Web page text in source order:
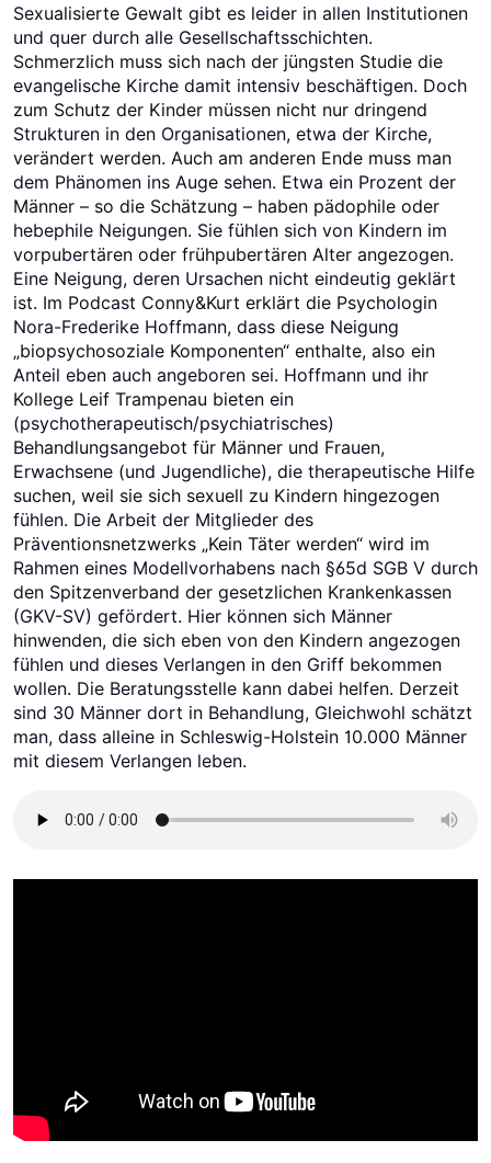
Sexualisierte Gewalt gibt es leider in allen Institutionen
und quer durch alle Gesellschaftsschichten.
Schmerzlich muss sich nach der jüngsten Studie die
evangelische Kirche damit intensiv beschäftigen. Doch
zum Schutz der Kinder müssen nicht nur dringend
Strukturen in den Organisationen, etwa der Kirche,
verändert werden. Auch am anderen Ende muss man
dem Phänomen ins Auge sehen. Etwa ein Prozent der
Männer – so die Schätzung – haben pädophile oder
hebephile Neigungen. Sie fühlen sich von Kindern im
vorpubertären oder frühpubertären Alter angezogen.
Eine Neigung, deren Ursachen nicht eindeutig geklärt
ist. Im Podcast Conny&Kurt erklärt die Psychologin
Nora-Frederike Hoffmann, dass diese Neigung
„biopsychosoziale Komponenten“ enthalte, also ein
Anteil eben auch angeboren sei. Hoffmann und ihr
Kollege Leif Trampenau bieten ein
(psychotherapeutisch/psychiatrisches)
Behandlungsangebot für Männer und Frauen,
Erwachsene (und Jugendliche), die therapeutische Hilfe
suchen, weil sie sich sexuell zu Kindern hingezogen
fühlen. Die Arbeit der Mitglieder des
Präventionsnetzwerks „Kein Täter werden“ wird im
Rahmen eines Modellvorhabens nach §65d SGB V durch
den Spitzenverband der gesetzlichen Krankenkassen
(GKV-SV) gefördert. Hier können sich Männer
hinwenden, die sich eben von den Kindern angezogen
fühlen und dieses Verlangen in den Griff bekommen
wollen. Die Beratungsstelle kann dabei helfen. Derzeit
sind 30 Männer dort in Behandlung, Gleichwohl schätzt
man, dass alleine in Schleswig-Holstein 10.000 Männer
mit diesem Verlangen leben.